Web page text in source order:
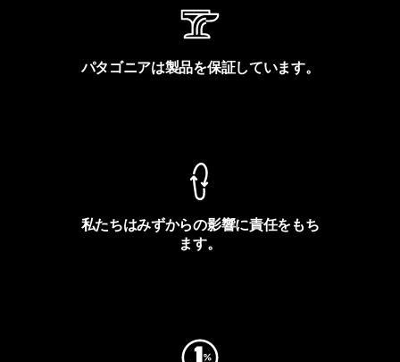
パタゴニアは製品を保証しています。
私たちはみずからの影響に責任をもち
ます。